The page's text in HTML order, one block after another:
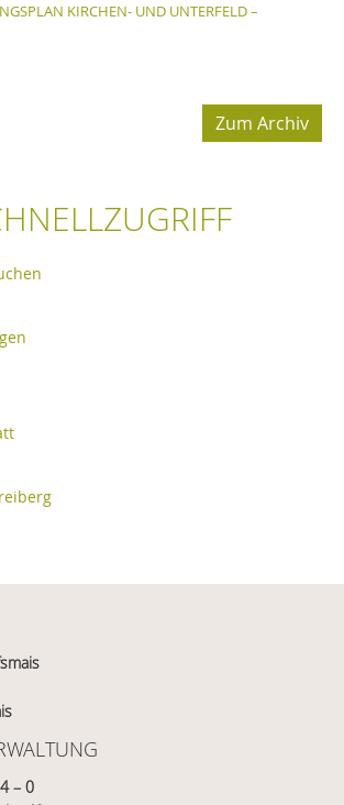
KIRCHEN- UND UNTERFELD –
Zum Archiv
– 0